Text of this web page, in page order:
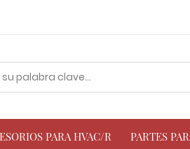
PARA HVAC/R PARTES